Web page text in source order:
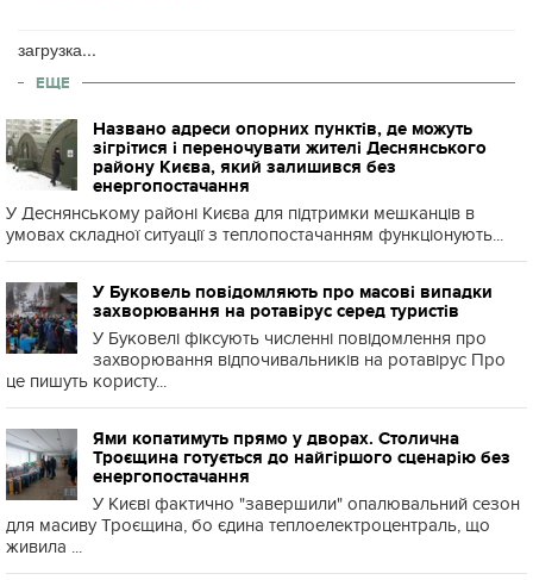
загрузка...
ЕЩЕ
Названо адреси опорних пунктів, де можуть
зігрітися і переночувати жителі Деснянського
району Києва, який залишився без
енергопостачання
У Деснянському районі Києва для підтримки мешканців в
умовах складної ситуації з теплопостачанням функціонують...
У Буковель повідомляють про масові випадки
захворювання на ротавірус серед туристів
У Буковелі фіксують численні повідомлення про
захворювання відпочивальників на ротавірус Про
це пишуть користу...
Ями копатимуть прямо у дворах. Столична
Троєщина готується до найгіршого сценарію без
енергопостачання
У Києві фактично "завершили" опалювальний сезон
для масиву Троєщина, бо єдина теплоелектроцентраль, що
живила ...